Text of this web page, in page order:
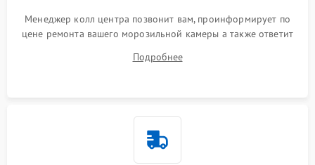
Менеджер колл центра позвонит вам, проинформирует по
цене ремонта вашего морозильной камеры а также ответит
Подробнее